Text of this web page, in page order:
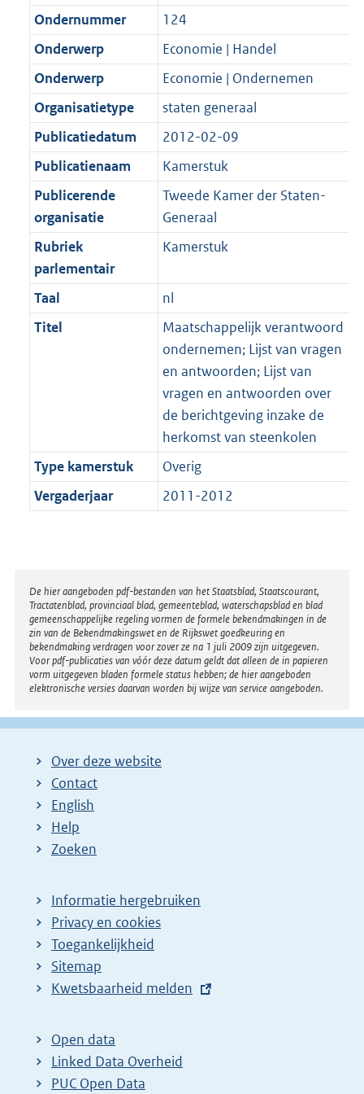
Ondernummer
124
Onderwerp
Economie | Handel
Onderwerp
Economie | Ondernemen
Organisatietype
staten generaal
Publicatiedatum
2012-02-09
Publicatienaam
Kamerstuk
Publicerende
organisatie
Tweede Kamer der Staten-
Generaal
Rubriek
parlementair
Kamerstuk
Taal
nl
Titel
Maatschappelijk verantwoord
ondernemen; Lijst van vragen
en antwoorden; Lijst van
vragen en antwoorden over
de berichtgeving inzake de
herkomst van steenkolen
Type kamerstuk
Overig
Vergaderjaar
2011-2012
Disclaimer
De hier aangeboden pdf-bestanden van het Staatsblad, Staatscourant,
Tractatenblad, provinciaal blad, gemeenteblad, waterschapsblad en blad
gemeenschappelijke regeling vormen de formele bekendmakingen in de
zin van de Bekendmakingswet en de Rijkswet goedkeuring en
bekendmaking verdragen voor zover ze na 1 juli 2009 zijn uitgegeven.
Voor pdf-publicaties van vóór deze datum geldt dat alleen de in papieren
vorm uitgegeven bladen formele status hebben; de hier aangeboden
elektronische versies daarvan worden bij wijze van service aangeboden.
Over deze website
Contact
English
Help
Zoeken
Informatie hergebruiken
Privacy en cookies
Toegankelijkheid
Sitemap
E
t
e
r
Kwetsbaarheid melden
Open data
Linked Data Overheid
PUC Open Data